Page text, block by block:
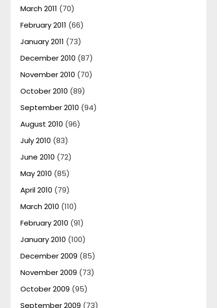
March 2011 (70)
February 2011 (66)
January 2011 (73)
December 2010 (87)
November 2010 (70)
October 2010 (89)
September 2010 (94)
August 2010 (96)
July 2010 (83)
June 2010 (72)
May 2010 (85)
April 2010 (79)
March 2010 (110)
February 2010 (91)
January 2010 (100)
December 2009 (85)
November 2009 (73)
October 2009 (95)
September 2009 (73)